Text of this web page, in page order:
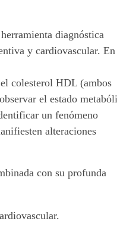
diagnóstica
y cardiovascular. En
colesterol HDL (ambos
el estado
un fenómeno
alteraciones
con su profunda